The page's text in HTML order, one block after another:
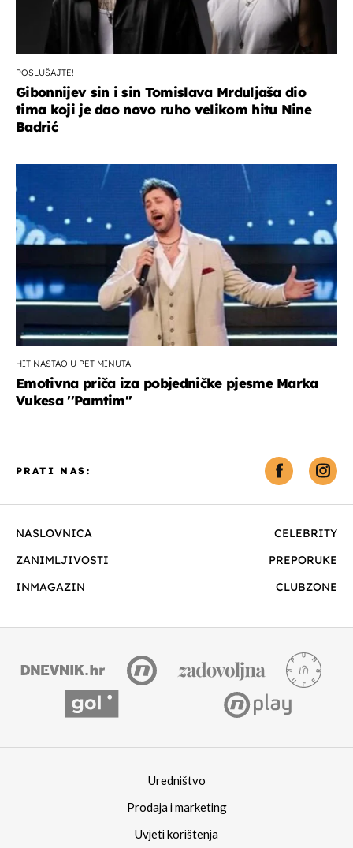
POSLUŠAJTE!
Gibonnijev sin i sin Tomislava Mrduljaša dio
tima koji je dao novo ruho velikom hitu Nine
Badrić
HIT NASTAO U PET MINUTA
Emotivna priča iza pobjedničke pjesme Marka
Vukesa ''Pamtim''
NASLOVNICA
CELEBRITY
ZANIMLJIVOSTI
PREPORUKE
INMAGAZIN
CLUBZONE
PRATI NAS:
Uredništvo
Prodaja i marketing
Uvjeti korištenja